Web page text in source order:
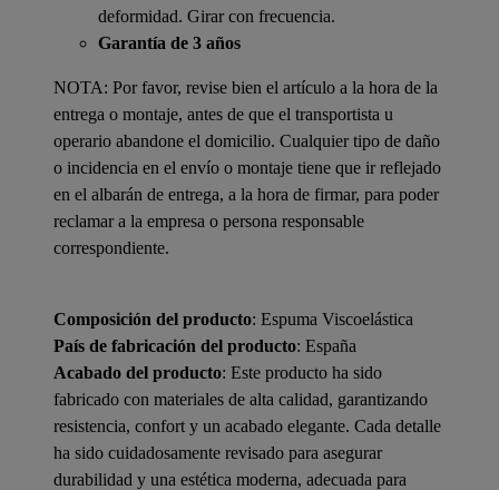
deformidad. Girar con frecuencia.
Garantía de 3 años
NOTA: Por favor, revise bien el artículo a la hora de la
entrega o montaje, antes de que el transportista u
operario abandone el domicilio. Cualquier tipo de daño
o incidencia en el envío o montaje tiene que ir reflejado
en el albarán de entrega, a la hora de firmar, para poder
reclamar a la empresa o persona responsable
correspondiente.
Composición del producto: Espuma Viscoelástica
País de fabricación del producto: España
Acabado del producto: Este producto ha sido
fabricado con materiales de alta calidad, garantizando
resistencia, confort y un acabado elegante. Cada detalle
ha sido cuidadosamente revisado para asegurar
durabilidad y una estética moderna, adecuada para